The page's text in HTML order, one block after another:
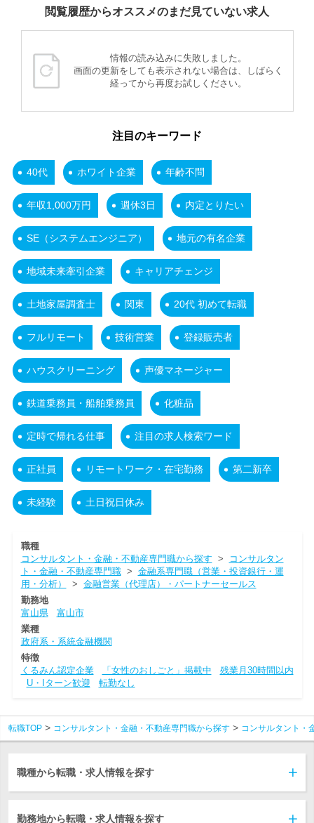
閲覧履歴からオススメのまだ見ていない求人
情報の読み込みに失敗しました。
画面の更新をしても表示されない場合は、しばらく
経ってから再度お試しください。
注目のキーワード
40代 ホワイト企業 年齢不問
年収1,000万円 週休3日 内定とりたい
SE（システムエンジニア） 地元の有名企業
地域未来牽引企業 キャリアチェンジ
土地家屋調査士 関東 20代 初めて転職
フルリモート 技術営業 登録販売者
ハウスクリーニング 声優マネージャー
鉄道乗務員・船舶乗務員 化粧品
定時で帰れる仕事 注目の求人検索ワード
正社員 リモートワーク・在宅勤務 第二新卒
未経験 土日祝日休み
職種
コンサルタント・金融・不動産専門職から探す >
コンサルタン
ト・金融・不動産専門職> 金融系専門職（営業・投資銀行・運
用・分析）
> 金融営業（代理店）・パートナーセールス
勤務地
富山県
富山市
業種
政府系・系統金融機関
特徴
くるみん認定企業
「女性のおしごと」掲載中
残業月30時間以内
U・Iターン歓迎
転勤なし
転職TOP コンサルタント・金融・不動産専門職から探す コンサルタント・
職種から転職・求人情報を探す
勤務地から転職・求人情報を探す